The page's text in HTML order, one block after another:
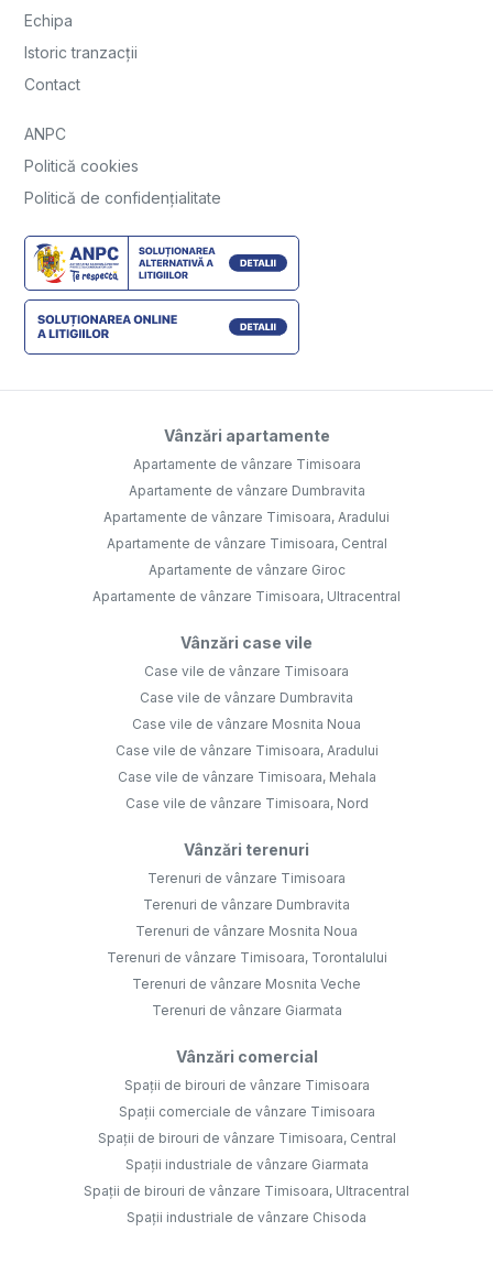
Echipa
Istoric tranzacții
Contact
ANPC
Politică cookies
Politică de confidențialitate
Vânzări apartamente
Apartamente de vânzare Timisoara
Apartamente de vânzare Dumbravita
Apartamente de vânzare Timisoara, Aradului
Apartamente de vânzare Timisoara, Central
Apartamente de vânzare Giroc
Apartamente de vânzare Timisoara, Ultracentral
Vânzări case vile
Case vile de vânzare Timisoara
Case vile de vânzare Dumbravita
Case vile de vânzare Mosnita Noua
Case vile de vânzare Timisoara, Aradului
Case vile de vânzare Timisoara, Mehala
Case vile de vânzare Timisoara, Nord
Vânzări terenuri
Terenuri de vânzare Timisoara
Terenuri de vânzare Dumbravita
Terenuri de vânzare Mosnita Noua
Terenuri de vânzare Timisoara, Torontalului
Terenuri de vânzare Mosnita Veche
Terenuri de vânzare Giarmata
Vânzări comercial
Spații de birouri de vânzare Timisoara
Spații comerciale de vânzare Timisoara
Spații de birouri de vânzare Timisoara, Central
Spații industriale de vânzare Giarmata
Spații de birouri de vânzare Timisoara, Ultracentral
Spații industriale de vânzare Chisoda